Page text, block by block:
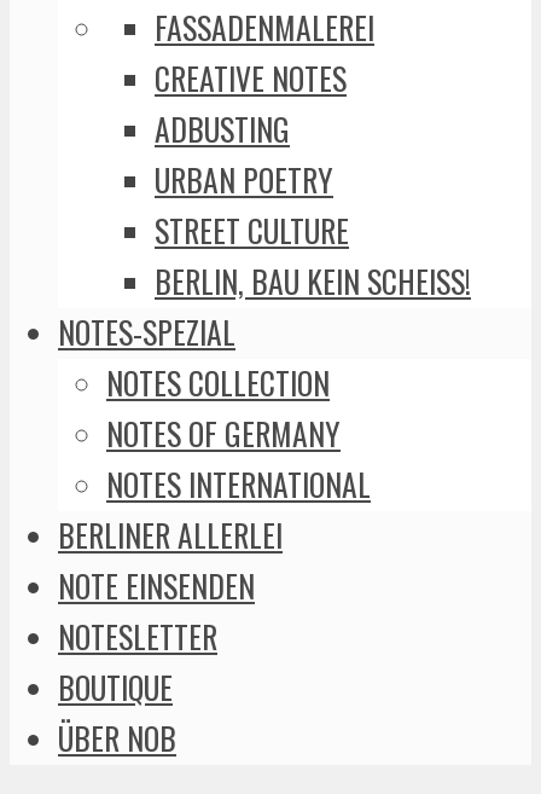
FASSADENMALEREI
CREATIVE NOTES
ADBUSTING
URBAN POETRY
STREET CULTURE
BERLIN, BAU KEIN SCHEISS!
NOTES-SPEZIAL
NOTES COLLECTION
NOTES OF GERMANY
NOTES INTERNATIONAL
BERLINER ALLERLEI
NOTE EINSENDEN
NOTESLETTER
BOUTIQUE
ÜBER NOB